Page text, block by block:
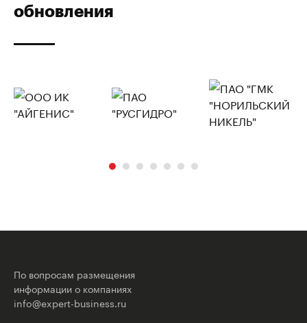
обновления
По вопросам размещения
информации о компаниях
info@expert-business.ru